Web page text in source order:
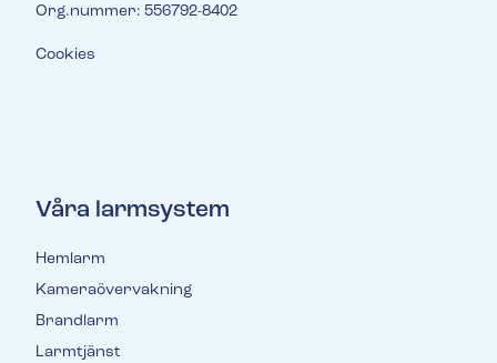
Org.nummer: 556792-8402
Cookies
Våra larmsystem
Hemlarm
Kameraövervakning
Brandlarm
Larmtjänst